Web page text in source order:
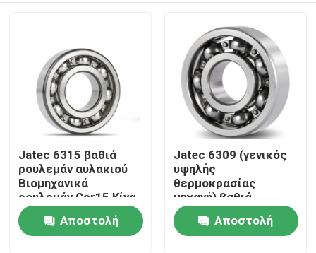
Σπίτι
Προϊόντα
Jatec 6315 βαθιά
ρουλεμάν αυλακιού
Βιομηχανικά
ρουλεμάν Gcr15 Κίνα
μειωτών
Αποστολή
Jatec 6309 (γενικός
υψηλής
θερμοκρασίας
μηχανή) βαθιά
ρουλεμάν Gcr15
45×100×25 αυλακιού
Αποστολή